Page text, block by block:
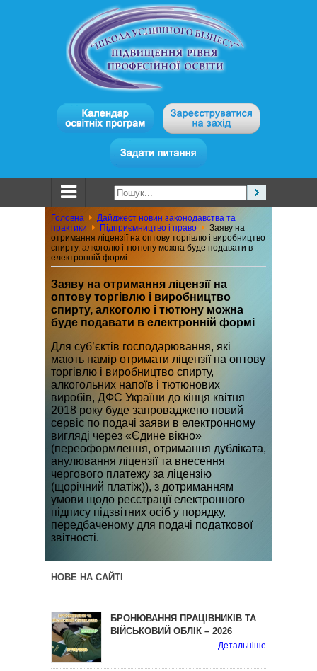
Головна
Дайджест новин законодавства та
практики
Підприємництво і право
Заяву на
отримання ліцензії на оптову торгівлю і виробництво
спирту, алкоголю і тютюну можна буде подавати в
електронній формі
Заяву на отримання ліцензії на
оптову торгівлю і виробництво
спирту, алкоголю і тютюну можна
буде подавати в електронній формі
Для суб’єктів господарювання, які
мають намір отримати ліцензії на оптову
торгівлю і виробництво спирту,
алкогольних напоїв і тютюнових
виробів, ДФС України до кінця квітня
2018 року буде запроваджено новий
сервіс по подачі заяви в електронному
вигляді через «Єдине вікно»
(переоформлення, отримання дубліката,
анулювання ліцензії та внесення
чергового платежу за ліцензію
(щорічний платіж)), з дотриманням
умови щодо реєстрації електронного
підпису підзвітних осіб у порядку,
передбаченому для подачі податкової
звітності.
НОВЕ НА САЙТІ
БРОНЮВАННЯ ПРАЦІВНИКІВ ТА
ВІЙСЬКОВИЙ ОБЛІК – 2026
Детальніше